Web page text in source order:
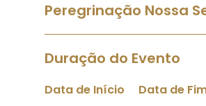
Peregrinação Nossa
Duração do Evento
Data de Início Data de